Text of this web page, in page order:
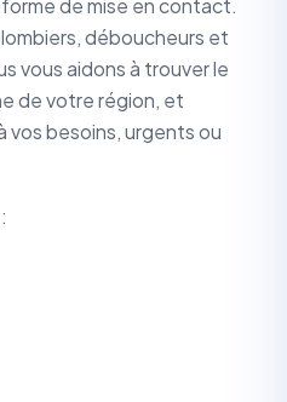
déboucheurs et
vous aidons à trouver le
de votre région, et
vos besoins, urgents ou